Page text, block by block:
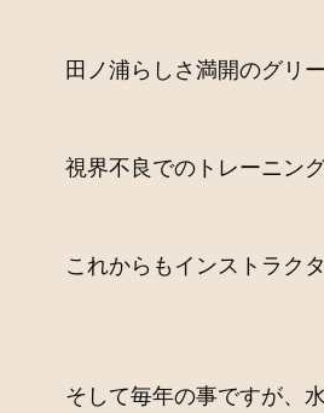
田ノ浦らしさ満開のグリ
視界不良でのトレーニン
これからもインストラク
そして毎年の事ですが、